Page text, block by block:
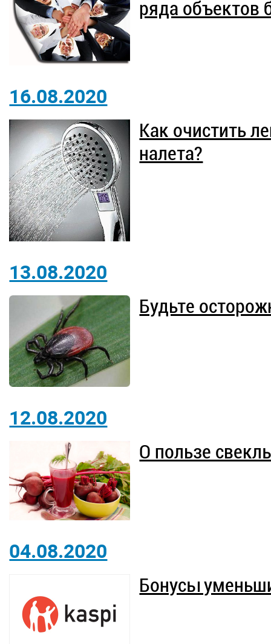
ряда объектов
16.08.2020
Как очистить
налета?
13.08.2020
Будьте
12.08.2020
О пользе
04.08.2020
Бонусы